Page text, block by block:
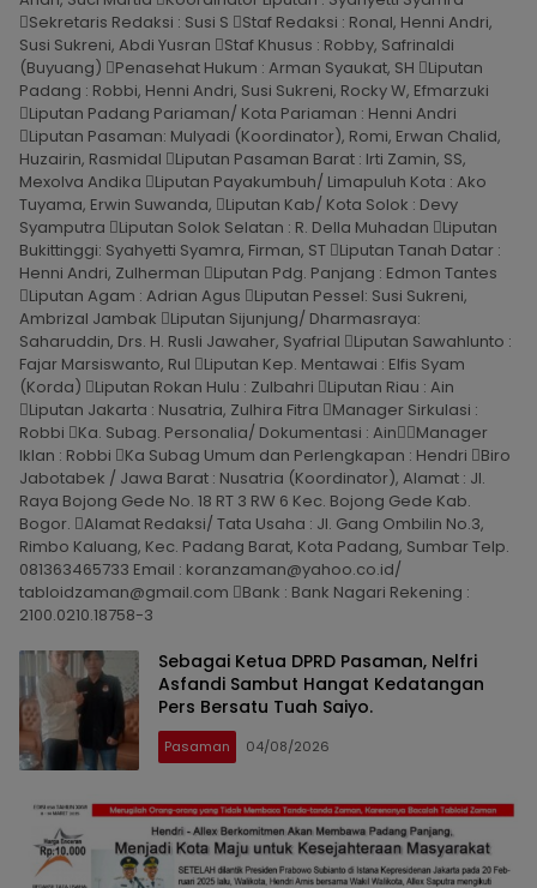
Sekretaris Redaksi : Susi S Staf Redaksi : Ronal, Henni Andri,
Susi Sukreni, Abdi Yusran Staf Khusus : Robby, Safrinaldi
(Buyuang) Penasehat Hukum : Arman Syaukat, SH Liputan
Padang : Robbi, Henni Andri, Susi Sukreni, Rocky W, Efmarzuki
Liputan Padang Pariaman/ Kota Pariaman : Henni Andri
Liputan Pasaman: Mulyadi (Koordinator), Romi, Erwan Chalid,
Huzairin, Rasmidal Liputan Pasaman Barat : Irti Zamin, SS,
Mexolva Andika Liputan Payakumbuh/ Limapuluh Kota : Ako
Tuyama, Erwin Suwanda, Liputan Kab/ Kota Solok : Devy
Syamputra Liputan Solok Selatan : R. Della Muhadan Liputan
Bukittinggi: Syahyetti Syamra, Firman, ST Liputan Tanah Datar :
Henni Andri, Zulherman Liputan Pdg. Panjang : Edmon Tantes
Liputan Agam : Adrian Agus Liputan Pessel: Susi Sukreni,
Ambrizal Jambak Liputan Sijunjung/ Dharmasraya:
Saharuddin, Drs. H. Rusli Jawaher, Syafrial Liputan Sawahlunto :
Fajar Marsiswanto, Rul Liputan Kep. Mentawai : Elfis Syam
(Korda) Liputan Rokan Hulu : Zulbahri Liputan Riau : Ain
Liputan Jakarta : Nusatria, Zulhira Fitra Manager Sirkulasi :
Robbi Ka. Subag. Personalia/ Dokumentasi : AinManager
Iklan : Robbi Ka Subag Umum dan Perlengkapan : Hendri Biro
Jabotabek / Jawa Barat : Nusatria (Koordinator), Alamat : Jl.
Raya Bojong Gede No. 18 RT 3 RW 6 Kec. Bojong Gede Kab.
Bogor. Alamat Redaksi/ Tata Usaha : Jl. Gang Ombilin No.3,
Rimbo Kaluang, Kec. Padang Barat, Kota Padang, Sumbar Telp.
081363465733 Email : koranzaman@yahoo.co.id/
tabloidzaman@gmail.com Bank : Bank Nagari Rekening :
2100.0210.18758-3
Sebagai Ketua DPRD Pasaman, Nelfri
Asfandi Sambut Hangat Kedatangan
Pers Bersatu Tuah Saiyo.
Pasaman 04/08/2026